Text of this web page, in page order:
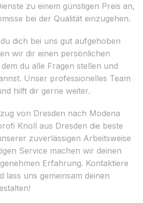
zu einem günstigen Preis an,
bei der Qualität einzugehen.
dich bei uns gut aufgehoben
wir dir einen persönlichen
du alle Fragen stellen und
Unser professionelles Team
hilft dir gerne weiter.
von Dresden nach Modena
Knoll aus Dresden die beste
zuverlässigen Arbeitsweise
Service machen wir deinen
Erfahrung. Kontaktiere
lass uns gemeinsam deinen